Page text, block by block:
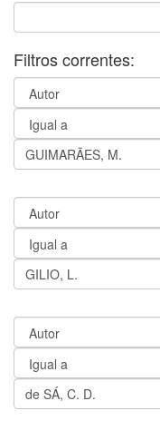
Filtros correntes: